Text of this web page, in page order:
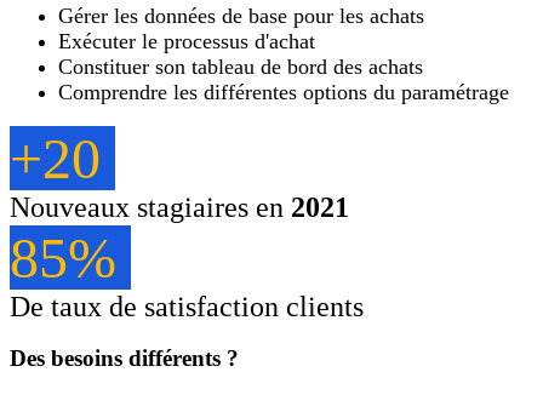
Gérer les données de base pour les achats
Exécuter le processus d'achat
Constituer son tableau de bord des achats
Comprendre les différentes options du paramétrage
+20
Nouveaux stagiaires en 2021
85%
De taux de satisfaction clients
Des besoins différents ?